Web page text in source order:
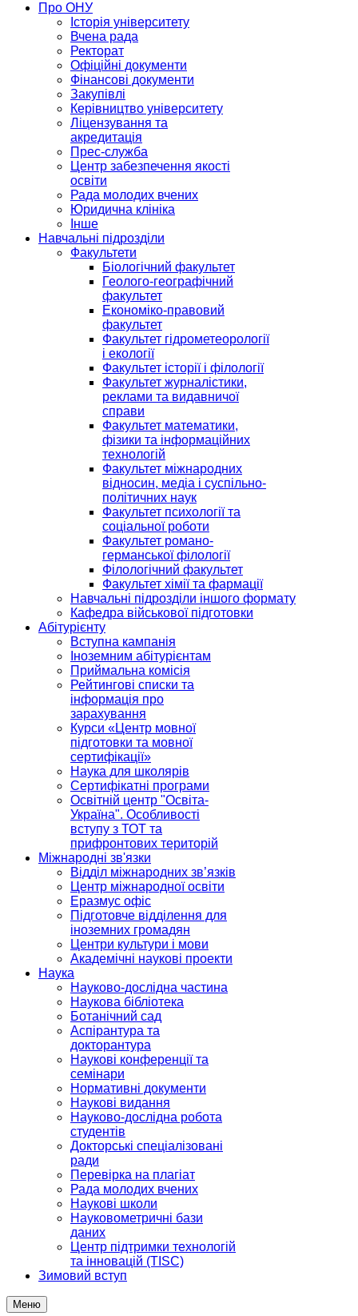
Про ОНУ
Історія університету
Вчена рада
Ректорат
Офіційні документи
Фінансові документи
Закупівлі
Керівництво університету
Ліцензування та
акредитація
Прес-служба
Центр забезпечення якості
освіти
Рада молодих вчених
Юридична клініка
Інше
Навчальні підрозділи
Факультети
Біологічний факультет
Геолого-географічний
факультет
Економіко-правовий
факультет
Факультет гідрометеорології
і екології
Факультет історії і філології
Факультет журналістики,
реклами та видавничої
справи
Факультет математики,
фізики та інформаційних
технологій
Факультет міжнародних
відносин, медіа і суспільно-
політичних наук
Факультет психології та
соціальної роботи
Факультет романо-
германської філології
Філологічний факультет
Факультет хімії та фармації
Навчальні підрозділи іншого формату
Кафедра військової підготовки
Абітурієнту
Вступна кампанія
Іноземним абітурієнтам
Приймальна комісія
Рейтингові списки та
інформація про
зарахування
Курси «Центр мовної
підготовки та мовної
сертифікації»
Наука для школярів
Сертифікатні програми
Освітній центр "Освіта-
Україна". Особливості
вступу з ТОТ та
прифронтових територій
Міжнародні зв'язки
Відділ міжнародних зв’язків
Центр міжнародної освіти
Еразмус офіс
Підготовче відділення для
іноземних громадян
Центри культури і мови
Академічні наукові проекти
Наука
Науково-дослідна частина
Наукова бібліотека
Ботанічний сад
Аспірантура та
докторантура
Наукові конференції та
семінари
Нормативні документи
Наукові видання
Науково-дослідна робота
студентів
Докторські спеціалізовані
ради
Перевірка на плагіат
Рада молодих вчених
Наукові школи
Науковометричні бази
даних
Центр підтримки технологій
та інновацій (TISC)
Зимовий вступ
Меню